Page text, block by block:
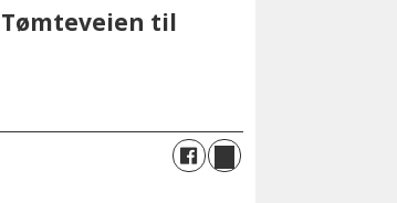
til